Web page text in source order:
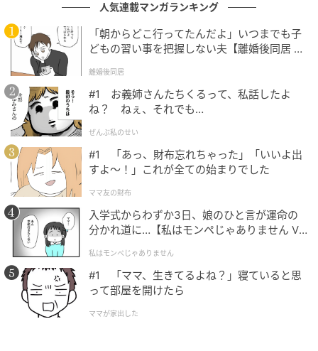
michill
つま先とかかとのパーツが伸縮する金属パーツで繋が
っている、バネ式（スプリング式）が採用されたシュ
ーキーパーです。靴の内側から適度な圧力がかかるこ
とで、履きジワを伸ばしたり、型崩れするのを防ぐこ
とができます。
もともとダイソーにはバネ部分がむき出しになってい
人気連載マンガランキング
「朝からどこ行ってたんだよ」いつまでも子
どもの習い事を把握しない夫【離婚後同居 Vo
離婚後同居
#1 お義姉さんたちくるって、私話したよ
ね？ ねぇ、それでも…
ぜんぶ私のせい
#1 「あっ、財布忘れちゃった」「いいよ出
すよ〜！」これが全ての始まりでした
ママ友の財布
入学式からわずか3日、娘のひと言が運命の
分かれ道に…【私はモンペじゃありません Vo
私はモンペじゃありません
#1 「ママ、生きてるよね？」寝ていると思
って部屋を開けたら
ママが家出した